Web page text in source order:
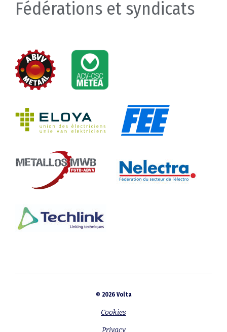
Fédérations et syndicats
© 2026 Volta
Cookies
Privacy